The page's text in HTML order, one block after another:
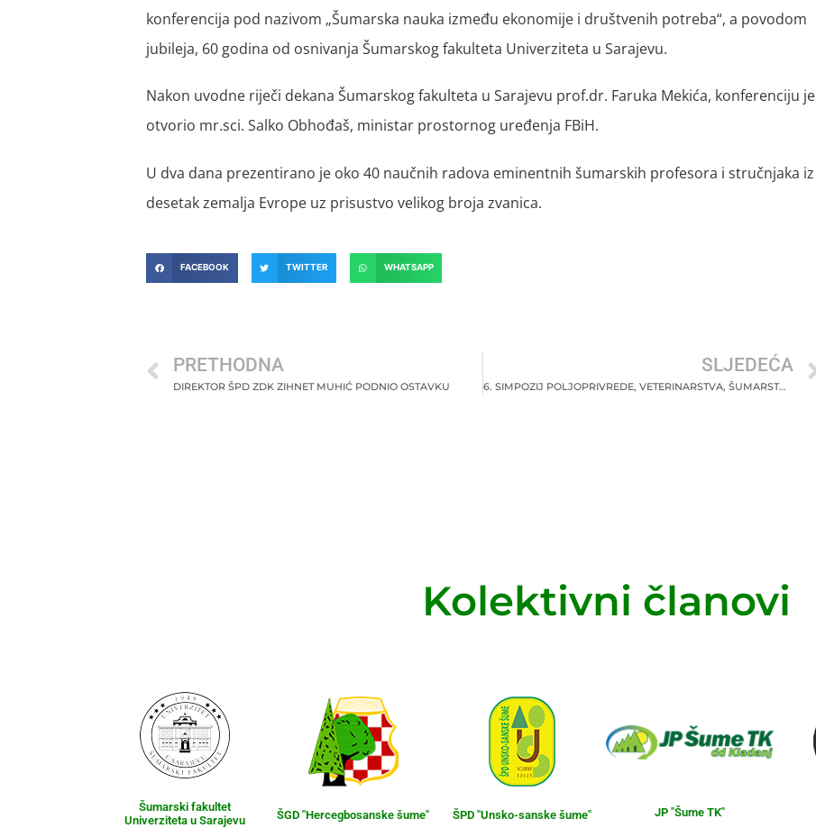
konferencija pod nazivom „Šumarska nauka između ekonomije i društvenih potreba“, a povodom
jubileja, 60 godina od osnivanja Šumarskog fakulteta Univerziteta u Sarajevu.
Nakon uvodne riječi dekana Šumarskog fakulteta u Sarajevu prof.dr. Faruka Mekića, konferenciju je
otvorio mr.sci. Salko Obhođaš, ministar prostornog uređenja FBiH.
U dva dana prezentirano je oko 40 naučnih radova eminentnih šumarskih profesora i stručnjaka iz
desetak zemalja Evrope uz prisustvo velikog broja zvanica.
FACEBOOK TWITTER WHATSAPP
PRETHODNA
DIREKTOR ŠPD ZDK ZIHNET MUHIĆ PODNIO OSTAVKU
SLJEDEĆA
6. SIMPOZIJ POLJOPRIVREDE, VETERINARSTVA, ŠUMARSTVA I BIOTEHNOLOGIJE SA MEĐUNARODNIM UČEŠĆEM
Kolektivni članovi
Šumarski fakultet
Univerziteta u Sarajevu
ŠGD "Hercegbosanske šume" ŠPD "Unsko-sanske šume" JP "Šume TK"